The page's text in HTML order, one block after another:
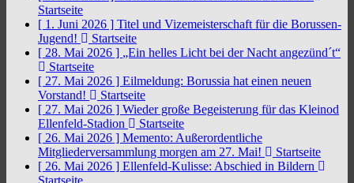
Startseite
[ 1. Juni 2026 ] Titel und Vizemeisterschaft für die Borussen-
Jugend!
Startseite
[ 28. Mai 2026 ] „Ein helles Licht bei der Nacht angezünd´t“
Startseite
[ 27. Mai 2026 ] Eilmeldung: Borussia hat einen neuen
Vorstand!
Startseite
[ 27. Mai 2026 ] Wieder große Begeisterung für das Kleinod
Ellenfeld-Stadion
Startseite
[ 26. Mai 2026 ] Memento: Außerordentliche
Mitgliederversammlung morgen am 27. Mai!
Startseite
[ 26. Mai 2026 ] Ellenfeld-Kulisse: Abschied in Bildern
Startseite